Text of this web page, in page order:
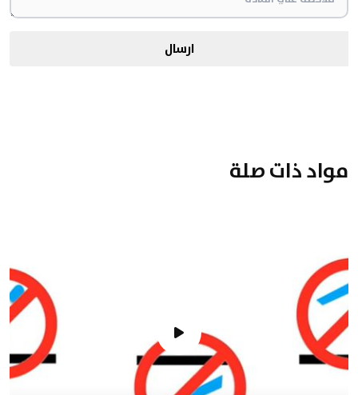
ارسال
مواد ذات صلة